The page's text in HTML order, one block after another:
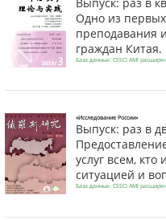
Одно из
преподавания
граждан Китая.
База данных: CSSCI AMI
«Исследование России»
Выпуск: раз в
услуг всем,
ситуацией и
База данных: CSSCI AMI